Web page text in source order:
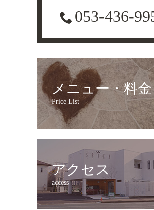
053-436-
メニュー・料金
Price List
アクセス
access